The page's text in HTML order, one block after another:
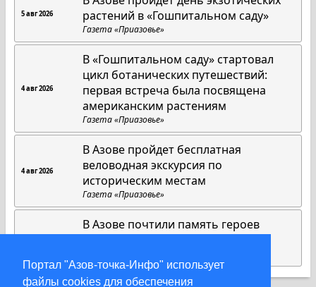
Портал "Азов-точка-Инфо" использует
файлы cookies для обеспечения
5 авг 2026
растений в «Гошпитальном саду»
Газета «Приазовье»
4 авг 2026
В «Гошпитальном саду» стартовал
цикл ботанических путешествий:
первая встреча была посвящена
американским растениям
Газета «Приазовье»
4 авг 2026
В Азове пройдет бесплатная
веловодная экскурсия по
историческим местам
Газета «Приазовье»
В Азове почтили память героев
Первой мировой войны